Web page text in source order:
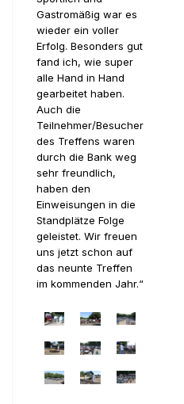
Gastromäßig war es
wieder ein voller
Erfolg. Besonders gut
fand ich, wie super
alle Hand in Hand
gearbeitet haben.
Auch die
Teilnehmer/Besucher
des Treffens waren
durch die Bank weg
sehr freundlich,
haben den
Einweisungen in die
Standplätze Folge
geleistet. Wir freuen
uns jetzt schon auf
das neunte Treffen
im kommenden Jahr.“